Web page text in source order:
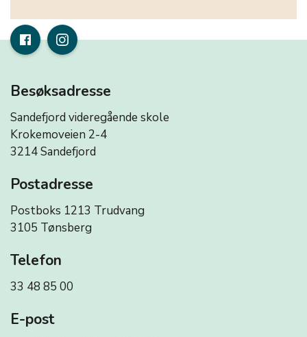
Besøksadresse
Sandefjord videregående skole
Krokemoveien 2-4
3214 Sandefjord
Postadresse
Postboks 1213 Trudvang
3105 Tønsberg
Telefon
33 48 85 00
E-post